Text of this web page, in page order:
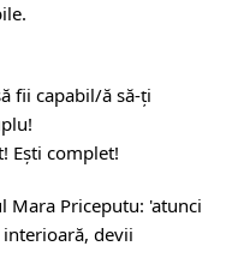
fii capabil/ă să-ți
Ești complet!
Mara Priceputu: 'atunci
devii